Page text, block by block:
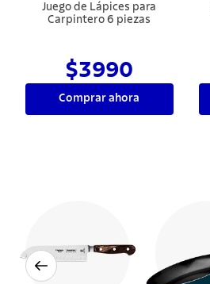
Juego de Lápices para
Carpintero 6 piezas
$3990
Comprar ahora